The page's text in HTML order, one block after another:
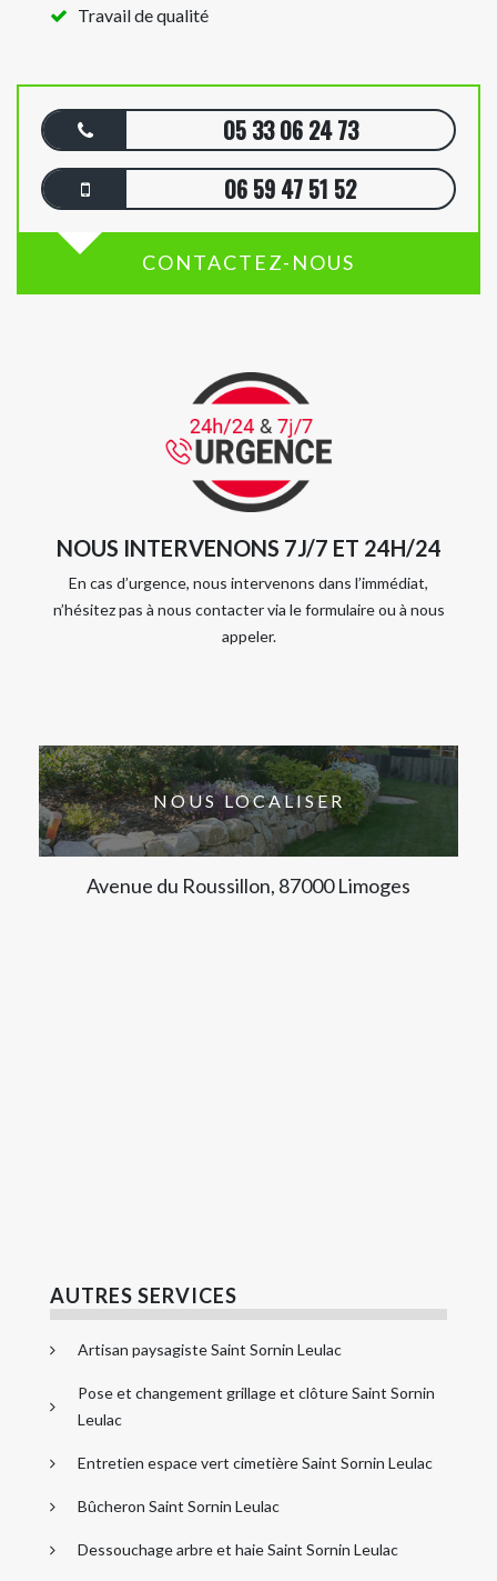
Travail de qualité
05 33 06 24 73
06 59 47 51 52
CONTACTEZ-NOUS
NOUS INTERVENONS 7J/7 ET 24H/24
En cas d’urgence, nous intervenons dans l’immédiat,
n’hésitez pas à nous contacter via le formulaire ou à nous
appeler.
NOUS LOCALISER
Avenue du Roussillon, 87000 Limoges
AUTRES SERVICES
Artisan paysagiste Saint Sornin Leulac
Pose et changement grillage et clôture Saint Sornin
Leulac
Entretien espace vert cimetière Saint Sornin Leulac
Bûcheron Saint Sornin Leulac
Dessouchage arbre et haie Saint Sornin Leulac